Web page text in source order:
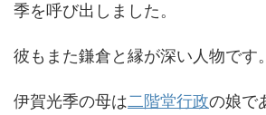
季を呼び出しました。
彼もまた鎌倉と縁が深い人物です。
伊賀光季の母は二階堂行政の娘で